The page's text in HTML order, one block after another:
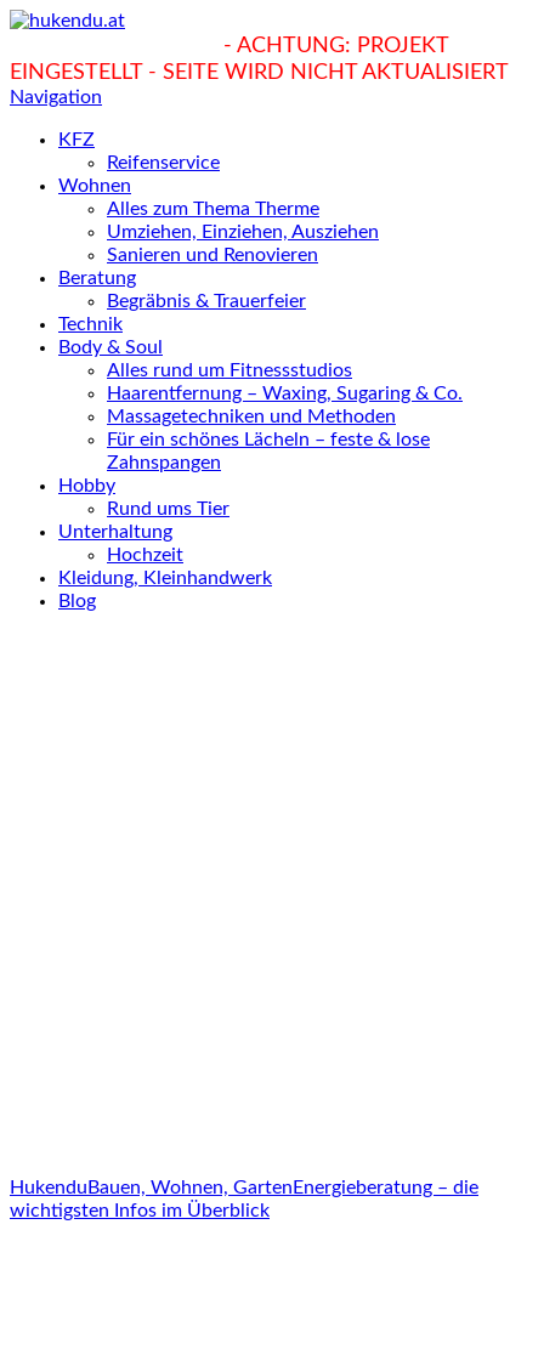
- ACHTUNG: PROJEKT
EINGESTELLT - SEITE WIRD NICHT AKTUALISIERT
Navigation
KFZ
Reifenservice
Wohnen
Alles zum Thema Therme
Umziehen, Einziehen, Ausziehen
Sanieren und Renovieren
Beratung
Begräbnis & Trauerfeier
Technik
Body & Soul
Alles rund um Fitnessstudios
Haarentfernung – Waxing, Sugaring & Co.
Massagetechniken und Methoden
Für ein schönes Lächeln – feste & lose
Zahnspangen
Hobby
Rund ums Tier
Unterhaltung
Hochzeit
Kleidung, Kleinhandwerk
Blog
Hukendu Bauen, Wohnen, Garten Energieberatung – die
wichtigsten Infos im Überblick